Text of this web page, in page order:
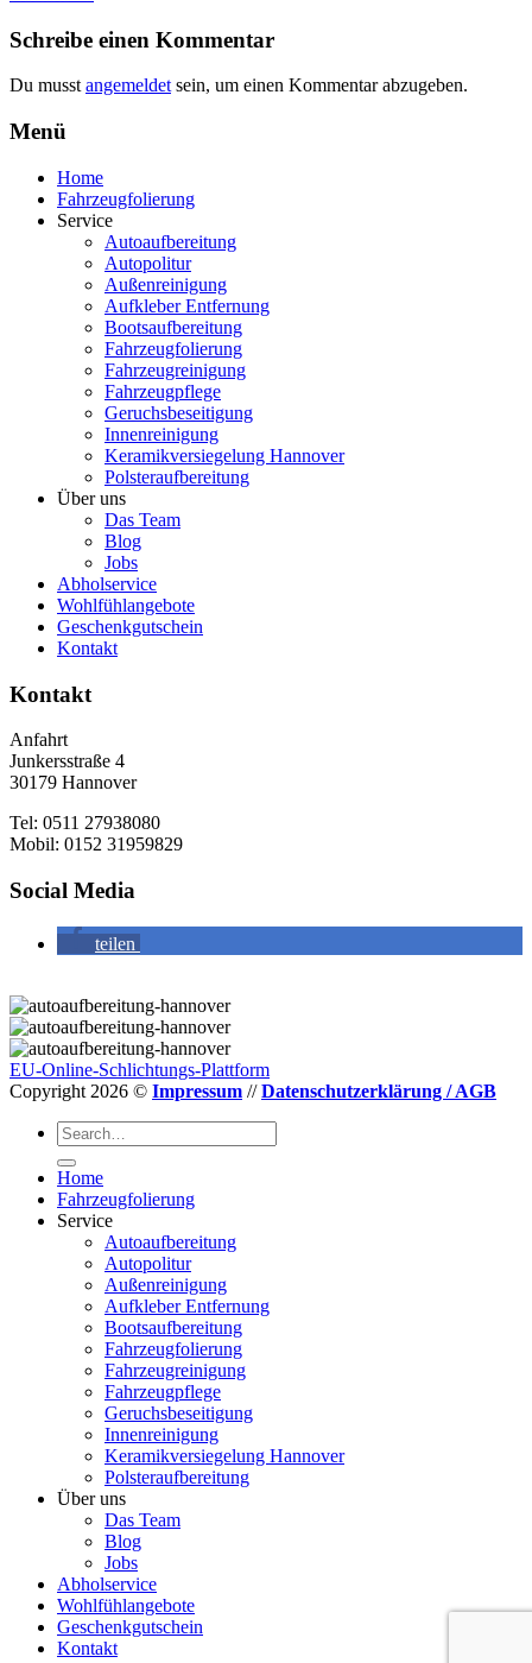
Schreibe einen Kommentar
Du musst angemeldet sein, um einen Kommentar abzugeben.
Menü
Home
Fahrzeugfolierung
Service
Autoaufbereitung
Autopolitur
Außenreinigung
Aufkleber Entfernung
Bootsaufbereitung
Fahrzeugfolierung
Fahrzeugreinigung
Fahrzeugpflege
Geruchsbeseitigung
Innenreinigung
Keramikversiegelung Hannover
Polsteraufbereitung
Über uns
Das Team
Blog
Jobs
Abholservice
Wohlfühlangebote
Geschenkgutschein
Kontakt
Kontakt
Anfahrt
Junkersstraße 4
30179 Hannover
Tel: 0511 27938080
Mobil: 0152 31959829
Social Media
teilen
EU-Online-Schlichtungs-Plattform
Copyright 2026 © Impressum //Datenschutzerklärung / AGB
Home
Fahrzeugfolierung
Service
Autoaufbereitung
Autopolitur
Außenreinigung
Aufkleber Entfernung
Bootsaufbereitung
Fahrzeugfolierung
Fahrzeugreinigung
Fahrzeugpflege
Geruchsbeseitigung
Innenreinigung
Keramikversiegelung Hannover
Polsteraufbereitung
Über uns
Das Team
Blog
Jobs
Abholservice
Wohlfühlangebote
Geschenkgutschein
Kontakt